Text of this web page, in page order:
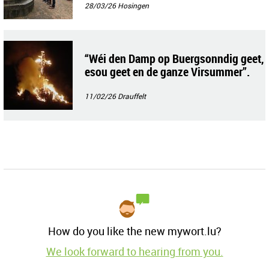
28/03/26Hosingen
“Wéi den Damp op Buergsonndig geet,
esou geet en de ganze Virsummer”.
11/02/26Drauffelt
How do you like the new mywort.lu?
We look forward to hearing from you.